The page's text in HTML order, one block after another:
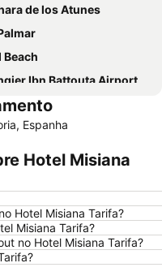
de los Atunes
Beach
Ibn Battouta Airport
Bahía de Algeciras
Chica
el-Makhzen Palace
Caves
of Gibraltar
Espanha
Hotel Misiana
Hotel Misiana Tarifa?
Misiana Tarifa?
no Hotel Misiana Tarifa?